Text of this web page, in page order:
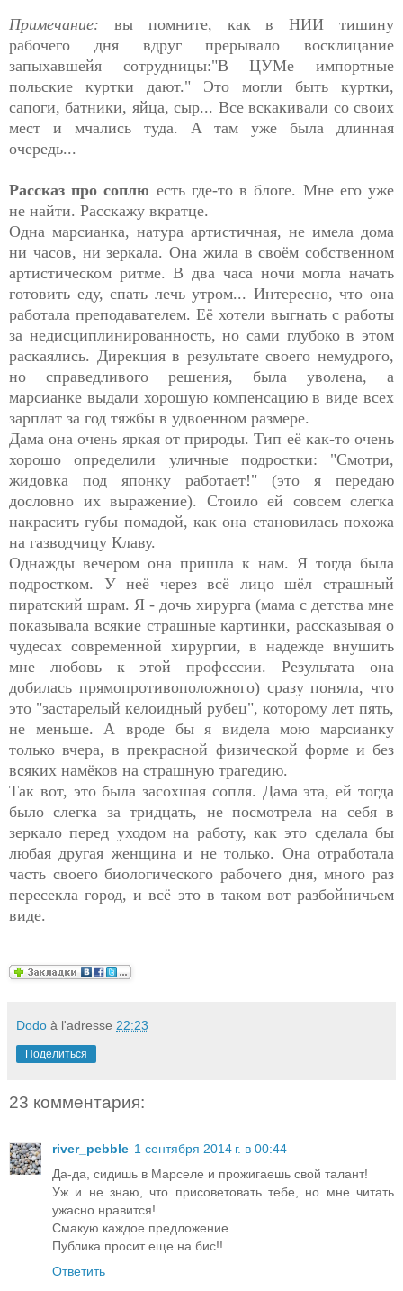
Примечание: вы помните, как в НИИ тишину
рабочего дня вдруг прерывало восклицание
запыхавшейя сотрудницы:"В ЦУМе импортные
польские куртки дают." Это могли быть куртки,
сапоги, батники, яйца, сыр... Все вскакивали со своих
мест и мчались туда. А там уже была длинная
очередь...
Рассказ про соплю есть где-то в блоге. Мне его уже
не найти. Расскажу вкратце.
Одна марсианка, натура артистичная, не имела дома
ни часов, ни зеркала. Она жила в своём собственном
артистическом ритме. В два часа ночи могла начать
готовить еду, спать лечь утром... Интересно, что она
работала преподавателем. Её хотели выгнать с работы
за недисциплинированность, но сами глубоко в этом
раскаялись. Дирекция в результате своего немудрого,
но справедливого решения, была уволена, а
марсианке выдали хорошую компенсацию в виде всех
зарплат за год тяжбы в удвоенном размере.
Дама она очень яркая от природы. Тип её как-то очень
хорошо определили уличные подростки: "Смотри,
жидовка под японку работает!" (это я передаю
дословно их выражение). Стоило ей совсем слегка
накрасить губы помадой, как она становилась похожа
на газводчицу Клаву.
Однажды вечером она пришла к нам. Я тогда была
подростком. У неё через всё лицо шёл страшный
пиратский шрам. Я - дочь хирурга (мама с детства мне
показывала всякие страшные картинки, рассказывая о
чудесах современной хирургии, в надежде внушить
мне любовь к этой профессии. Результата она
добилась прямопротивоположного) сразу поняла, что
это "застарелый келоидный рубец", которому лет пять,
не меньше. А вроде бы я видела мою марсианку
только вчера, в прекрасной физической форме и без
всяких намёков на страшную трагедию.
Так вот, это была засохшая сопля. Дама эта, ей тогда
было слегка за тридцать, не посмотрела на себя в
зеркало перед уходом на работу, как это сделала бы
любая другая женщина и не только. Она отработала
часть своего биологического рабочего дня, много раз
пересекла город, и всё это в таком вот разбойничьем
виде.
Dodo à l'adresse 22:23
Поделиться
23 комментария:
river_pebble 1 сентября 2014 г. в 00:44
Да-да, сидишь в Марселе и прожигаешь свой талант!
Уж и не знаю, что присоветовать тебе, но мне читать
ужасно нравится!
Смакую каждое предложение.
Публика просит еще на бис!!
Ответить